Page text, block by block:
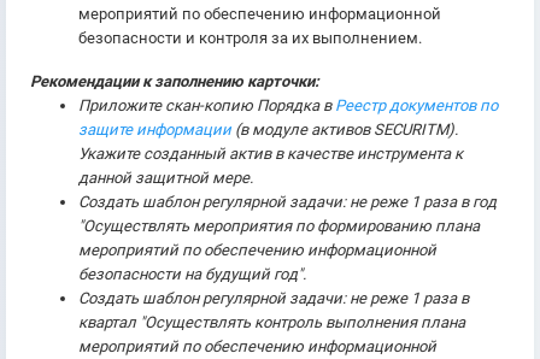
мероприятий по обеспечению информационной
безопасности и контроля за их выполнением.
Рекомендации к заполнению карточки:
Приложите скан-копию Порядка в Реестр документов по
защите информации (в модуле активов SECURITM).
Укажите созданный актив в качестве инструмента к
данной защитной мере.
Создать шаблон регулярной задачи: не реже 1 раза в год
"Осуществлять мероприятия по формированию плана
мероприятий по обеспечению информационной
безопасности на будущий год".
Создать шаблон регулярной задачи: не реже 1 раза в
квартал "Осуществлять контроль выполнения плана
мероприятий по обеспечению информационной